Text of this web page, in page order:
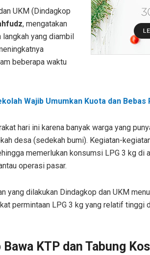
UKM (Dindagkop
, mengatakan
yang diambil
beberapa waktu
Wajib Umumkan Kuota dan Bebas
hari ini karena banyak warga yang
desa (sedekah bumi). Kegiatan-
memerlukan konsumsi LPG 3 kg di
operasi pasar.
yang dilakukan Dindagkop dan UKM
permintaan LPG 3 kg yang relatif tinggi
KTP dan Tabung